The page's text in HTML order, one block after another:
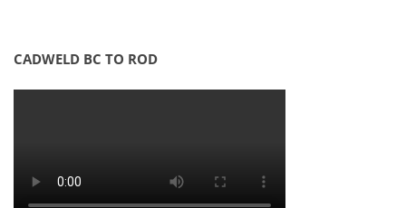
CADWELD BC TO ROD